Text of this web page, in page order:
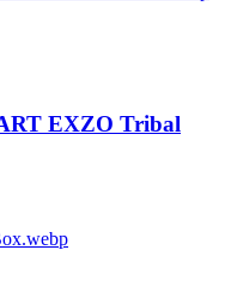
EXZO Tribal